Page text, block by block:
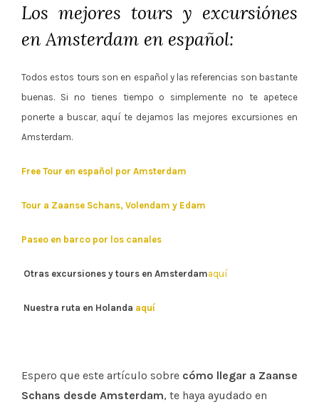
Los mejores tours y excursiónes
en Amsterdam en español:
Todos estos tours son en español y las referencias son bastante
buenas. Si no tienes tiempo o simplemente no te apetece
ponerte a buscar, aquí te dejamos las mejores excursiones en
Amsterdam.
Free Tour en español por Amsterdam
Tour a Zaanse Schans, Volendam y Edam
Paseo en barco por los canales
Otras excursiones y tours en Amsterdamaquí
Nuestra ruta en Holanda aquí
Espero que este artículo sobre cómo llegar a Zaanse
Schans desde Amsterdam, te haya ayudado en